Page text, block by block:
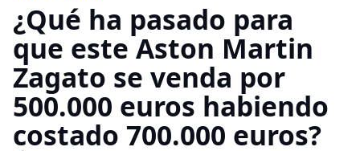
¿Qué ha pasado para
que este Aston Martin
Zagato se venda por
500.000 euros habiendo
costado 700.000 euros?